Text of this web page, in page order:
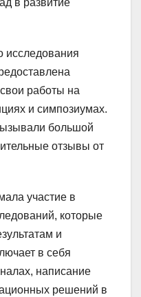
в развитие
исследования
работы на
и симпозиумах.
большой
отзывы от
участие в
которые
и
в себя
написание
решений в